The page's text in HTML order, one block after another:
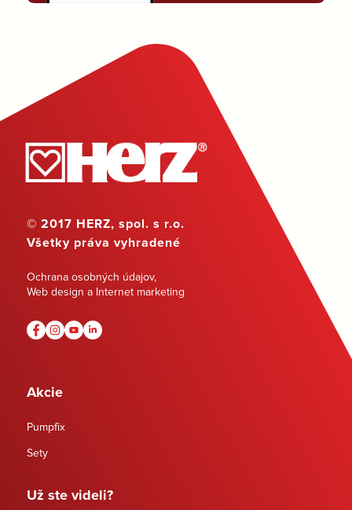
© 2017 HERZ, spol. s r.o.
Všetky práva vyhradené
Ochrana osobných údajov,
Web design a Internet marketing
Akcie
Pumpfix
Sety
Už ste videli?